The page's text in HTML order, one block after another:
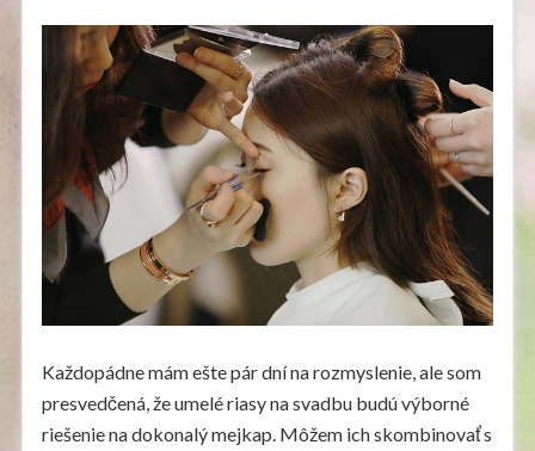
Každopádne mám ešte pár dní na rozmyslenie, ale som
presvedčená, že umelé riasy na svadbu budú výborné
riešenie na dokonalý mejkap. Môžem ich skombinovať s